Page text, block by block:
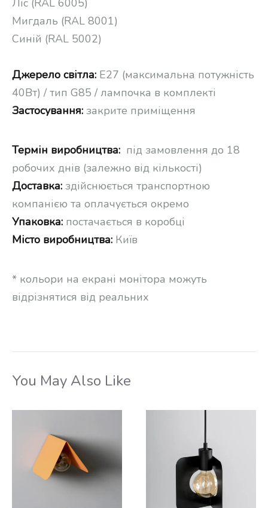
Ліс (RAL 6005)
Мигдаль (RAL 8001)
Синій (RAL 5002)
Джерело світла: E27 (максимальна потужність
40Вт) / тип G85 / лампочка в комплекті
Застосування: закрите приміщення
Термін виробництва: під замовлення до 18
робочих днів (залежно від кількості)
Доставка: здійснюється транспортною
компанією та оплачується окремо
Упаковка: постачається в коробці
Місто виробництва: Київ
* кольори на екрані монітора можуть
відрізнятися від реальних
You May Also Like